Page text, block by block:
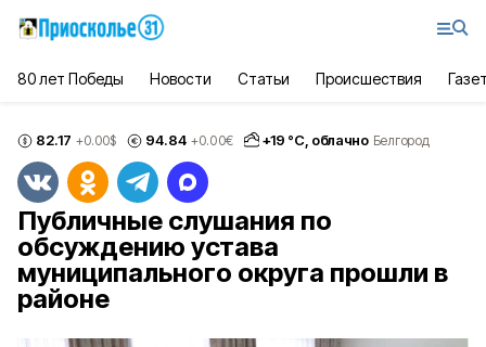
80 лет Победы Новости Статьи Происшествия
82.17 +0.00$ 94.84 +0.00€ +19 °С, облачно Белгород
Публичные слушания по
обсуждению устава
муниципального округа прошли в
районе